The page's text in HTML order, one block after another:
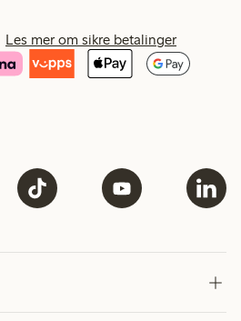
Les mer om sikre betalinger